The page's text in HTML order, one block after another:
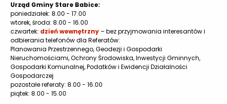
Urząd Gminy Stare Babice:
poniedziałek: 8.00 - 17.00
wtorek, środa: 8.00 - 16.00
czwartek: dzień wewnętrzny– bez przyjmowania interesantów i
odbierania telefonów dla Referatów:
Planowania Przestrzennego, Geodezji i Gospodarki
Nieruchomościami, Ochrony Środowiska, Inwestycji Gminnych,
Gospodarki Komunalnej, Podatków i Ewidencji Działalności
Gospodarczej
pozostałe referaty: 8.00 - 16.00
piątek: 8.00 - 15.00